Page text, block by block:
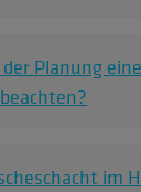
Planung
im